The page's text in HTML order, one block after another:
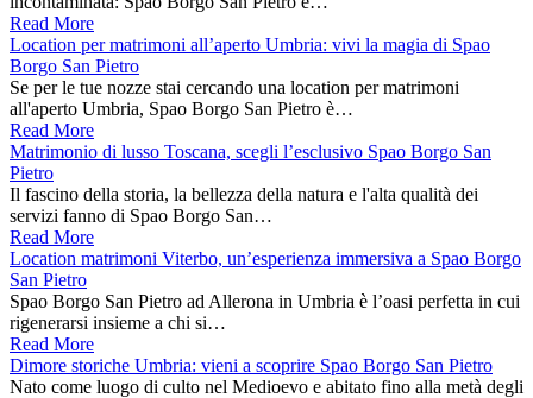
Read More
Location per matrimoni all’aperto Umbria: vivi la magia di Spao
Borgo San Pietro
Se per le tue nozze stai cercando una location per matrimoni
all'aperto Umbria, Spao Borgo San Pietro è…
Read More
Matrimonio di lusso Toscana, scegli l’esclusivo Spao Borgo San
Pietro
Il fascino della storia, la bellezza della natura e l'alta qualità dei
servizi fanno di Spao Borgo San…
Read More
Location matrimoni Viterbo, un’esperienza immersiva a Spao Borgo
San Pietro
Spao Borgo San Pietro ad Allerona in Umbria è l’oasi perfetta in cui
rigenerarsi insieme a chi si…
Read More
Dimore storiche Umbria: vieni a scoprire Spao Borgo San Pietro
Nato come luogo di culto nel Medioevo e abitato fino alla metà degli